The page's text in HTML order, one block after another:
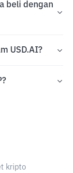
beli dengan
USD.AI?
kripto